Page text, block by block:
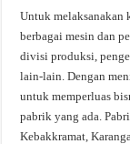
Untuk melaksanakan
berbagai mesin dan
divisi produksi,
lain-lain. Dengan
untuk memperluas
pabrik yang ada.
Kebakkramat,